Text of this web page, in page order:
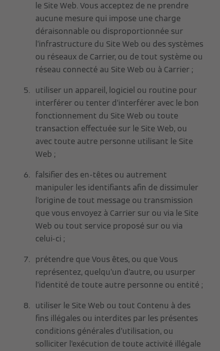
le Site Web. Vous acceptez de ne prendre
aucune mesure qui impose une charge
déraisonnable ou disproportionnée sur
l’infrastructure du Site Web ou des systèmes
ou réseaux de Carrier, ou de tout système ou
réseau connecté au Site Web ou à Carrier ;
utiliser un appareil, logiciel ou routine pour
interférer ou tenter d’interférer avec le bon
fonctionnement du Site Web ou toute
transaction effectuée sur le Site Web, ou
avec toute autre personne utilisant le Site
Web ;
falsifier des en-têtes ou autrement
manipuler les identifiants afin de dissimuler
l’origine de tout message ou transmission
que vous envoyez à Carrier sur ou via le Site
Web ou tout service proposé sur ou via
celui-ci ;
prétendre que Vous êtes, ou que Vous
représentez, quelqu’un d’autre, ou usurper
l’identité de toute autre personne ou entité ;
utiliser le Site Web ou tout Contenu à des
fins illégales ou interdites par les présentes
conditions générales d’utilisation, ou
solliciter l’exécution de toute activité illégale